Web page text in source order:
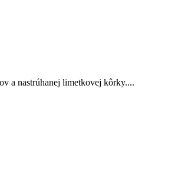
a nastrúhanej limetkovej kôrky....